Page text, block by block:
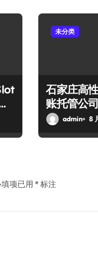
未分类
石家庄高
账托管公
本土靠谱
admin 8
填项已用 * 标注